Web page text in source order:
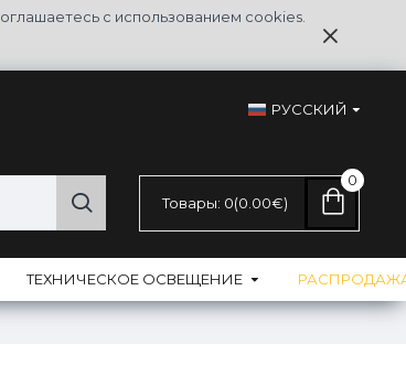
с использованием cookies.
РУССКИЙ
Товары: 0(0.00€)
0
ТЕХНИЧЕСКОЕ ОСВЕЩЕНИЕ